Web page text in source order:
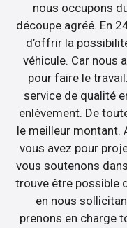
nous occupons
découpe agréé. En
d’offrir la
véhicule. Car nous
pour faire le
service de qualité
enlèvement. De
le meilleur montant.
vous avez pour
vous soutenons
trouve être possible
en nous
prenons en charge